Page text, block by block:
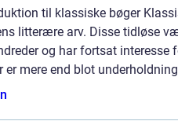
til klassiske bøger
litterære arv. Disse tidløse
og har fortsat
er mere end blot